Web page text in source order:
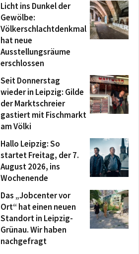
Licht ins Dunkel der
Gewölbe:
Völkerschlachtdenkmal
hat neue
Ausstellungsräume
erschlossen
Seit Donnerstag
wieder in Leipzig: Gilde
der Marktschreier
gastiert mit Fischmarkt
am Völki
Hallo Leipzig: So
startet Freitag, der 7.
August 2026, ins
Wochenende
Das „Jobcenter vor
Ort“ hat einen neuen
Standort in Leipzig-
Grünau. Wir haben
nachgefragt